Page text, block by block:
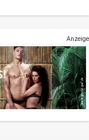
Anzeige